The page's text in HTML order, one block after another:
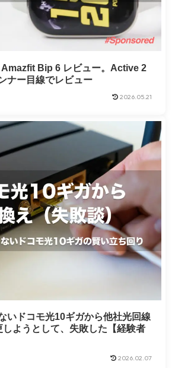
Amazfit Bip 6 レビュー。Active 2
ナー目線でレビュー
2026.05.21
いドコモ光10ギガから他社光回線
しようとして、失敗した【経験者
2026.02.07